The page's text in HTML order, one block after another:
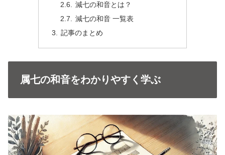
減七の和音とは？
減七の和音 一覧表
記事のまとめ
属七の和音をわかりやすく学ぶ